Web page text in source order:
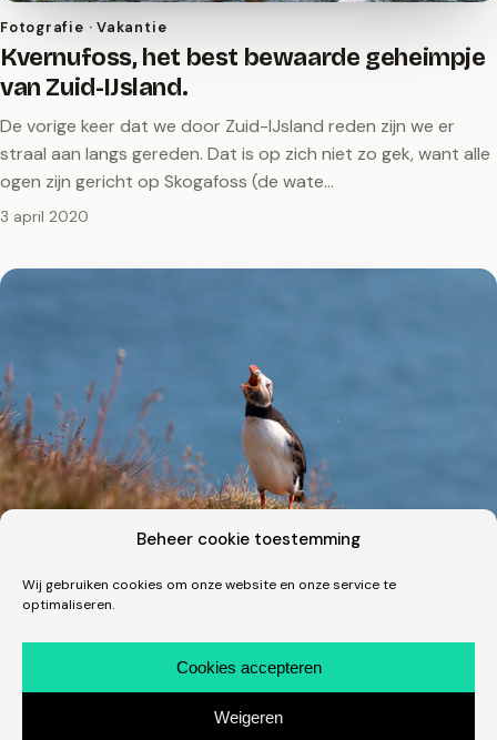
Beheer cookie toestemming
Wij gebruiken cookies om onze website en onze service te
optimaliseren.
Cookies accepteren
Weigeren
Fotografie · Vakantie
Kvernufoss, het best bewaarde geheimpje
van Zuid-IJsland.
De vorige keer dat we door Zuid-IJsland reden zijn we er
straal aan langs gereden. Dat is op zich niet zo gek, want alle
ogen zijn gericht op Skogafoss (de wate…
3 april 2020
Een dik uur tussen de clowns in IJsland
Wat een fantastische beestjes zijn dit! Één van de
hoogtepunten van onze trip naar IJsland in juli was uiteraard